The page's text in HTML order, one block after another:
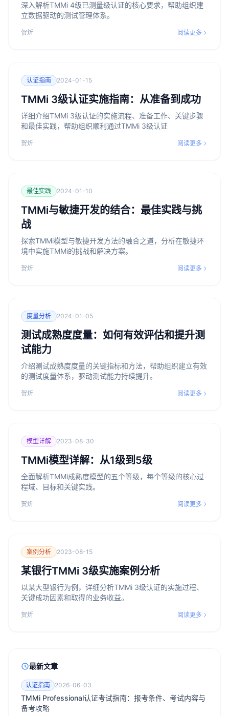
深入解析TMMi 4级已测量级认证的核心要求，帮助组织建
立数据驱动的测试管理体系。
贺炘 阅读更多
认证指南 2024-01-15
TMMi 3级认证实施指南：从准备到成功
详细介绍TMMi 3级认证的实施流程、准备工作、关键步骤
和最佳实践，帮助组织顺利通过TMMi 3级认证
贺炘 阅读更多
最佳实践 2024-01-10
TMMi与敏捷开发的结合：最佳实践与挑
战
探索TMMi模型与敏捷开发方法的融合之道，分析在敏捷环
境中实施TMMi的挑战和解决方案。
贺炘 阅读更多
度量分析 2024-01-05
测试成熟度度量：如何有效评估和提升测
试能力
介绍测试成熟度度量的关键指标和方法，帮助组织建立有效
的测试度量体系，驱动测试能力持续提升。
贺炘 阅读更多
模型详解 2023-08-30
TMMi模型详解：从1级到5级
全面解析TMMi成熟度模型的五个等级，每个等级的核心过
程域、目标和关键实践。
贺炘 阅读更多
案例分析 2023-08-15
某银行TMMi 3级实施案例分析
以某大型银行为例，详细分析TMMi 3级认证的实施过程、
关键成功因素和取得的业务收益。
贺炘 阅读更多
最新文章
认证指南 2026-06-03
TMMi Professional认证考试指南：报考条件、考试内容与
备考攻略